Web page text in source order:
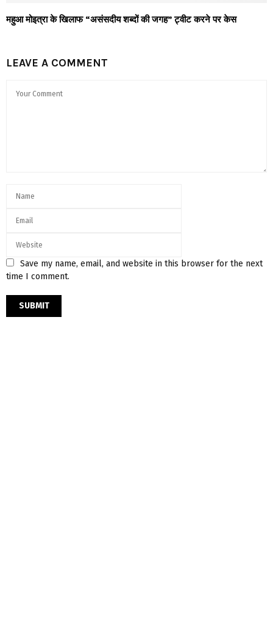
महुआ मोइत्रा के खिलाफ “असंसदीय शब्दों की जगह” ट्वीट करने पर केस
LEAVE A COMMENT
Save my name, email, and website in this browser for the next
time I comment.